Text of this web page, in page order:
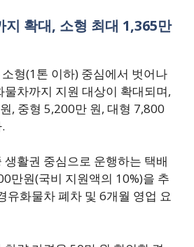
지 확대, 소형 최대 1,365만
형(1톤 이하) 중심에서 벗어나
물차까지 지원 대상이 확대되며,
, 중형 5,200만 원, 대형 7,800
생활권 중심으로 운행하는 택배
만원(국비 지원액의 10%)을 추
유화물차 폐차 및 6개월 영업 요